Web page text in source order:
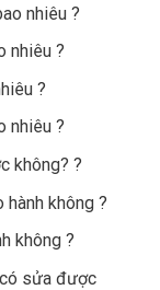
nhiêu ?
nhiêu ?
?
nhiêu ?
không? ?
không ?
không ?
sửa được